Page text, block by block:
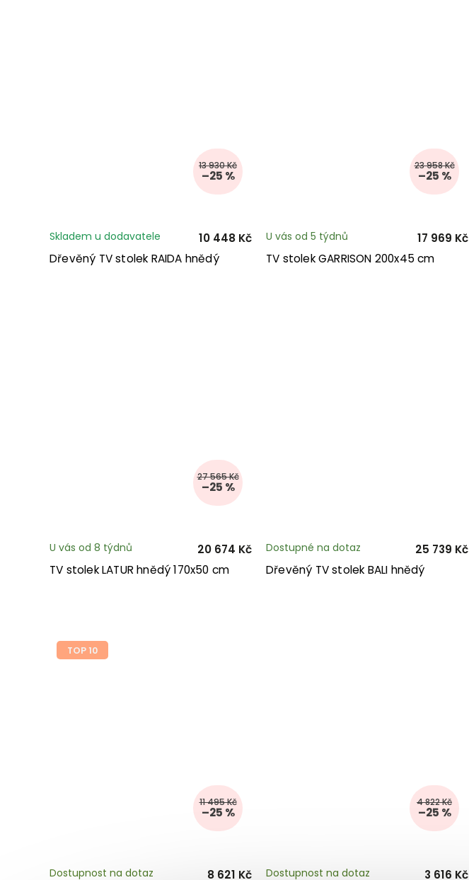
13 930 Kč
–25 %
Dřevěný TV stolek RAIDA hnědý
Skladem u dodavatele 10 448 Kč
23 958 Kč
–25 %
TV stolek GARRISON 200x45 cm
U vás od 5 týdnů 17 969 Kč
27 565 Kč
–25 %
TV stolek LATUR hnědý 170x50 cm
U vás od 8 týdnů
20 674 Kč
Dřevěný TV stolek BALI hnědý
Dostupné na dotaz 25 739 Kč
TOP 10
11 495 Kč
–25 %
Dostupnost na dotaz 8 621 Kč
4 822 Kč
–25 %
Dostupnost na dotaz 3 616 Kč